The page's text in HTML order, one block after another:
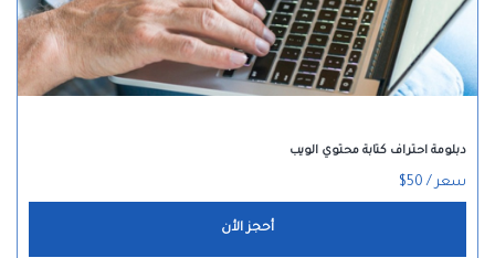
دبلومة احتراف كتابة محتوي الويب
سعر / 50$
أحجز الأن